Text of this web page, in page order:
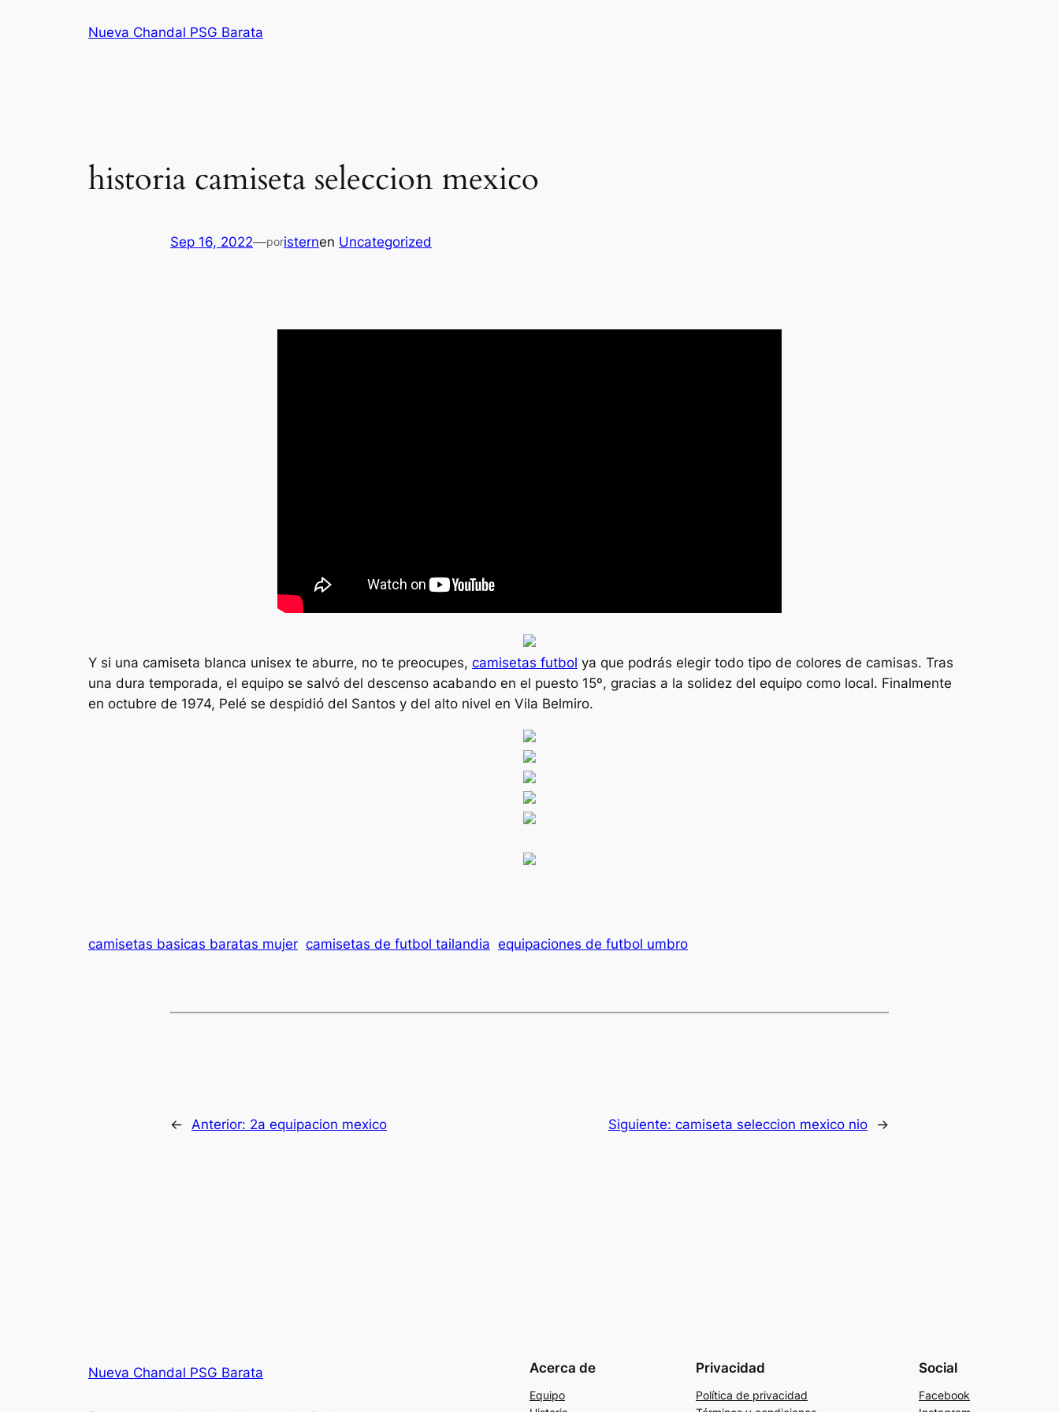
Nueva Chandal PSG Barata
historia camiseta seleccion mexico
Sep 16, 2022—poristernen Uncategorized
Y si una camiseta blanca unisex te aburre, no te preocupes, camisetas futbol ya que podrás elegir todo tipo de colores de camisas. Tras
una dura temporada, el equipo se salvó del descenso acabando en el puesto 15º, gracias a la solidez del equipo como local. Finalmente
en octubre de 1974, Pelé se despidió del Santos y del alto nivel en Vila Belmiro.
camisetas basicas baratas mujer camisetas de futbol tailandia equipaciones de futbol umbro
← Anterior: 2a equipacion mexico Siguiente: camiseta seleccion mexico nio →
Nueva Chandal PSG Barata Acerca de
Equipo
Privacidad
Política de privacidad
Social
Facebook